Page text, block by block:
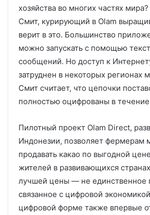
хозяйства во многих частях
Смит, курирующий в Olam
верит в это. Большинство
можно запускать с помощью
сообщений. Но доступ к
затруднен в некоторых регионах
Смит считает, что цепочки
полностью оцифрованы в течение
Пилотный проект Olam Direct,
Индонезии, позволяет фермерам
продавать какао по выгодной
жителей в развивающихся
лучшей цены — не единственное
связанное с цифровой
цифровой форме также впервые